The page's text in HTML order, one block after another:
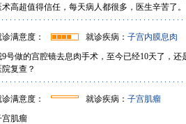
术高超值得信任，每天病人都很多，医生辛苦了。
诊满意度： 就诊疾病： 子宫内膜息肉
9号做的宫腔镜去息肉手术，至今已经10天了，
院复查？
诊满意度： 就诊疾病： 子宫肌瘤
宫肌瘤